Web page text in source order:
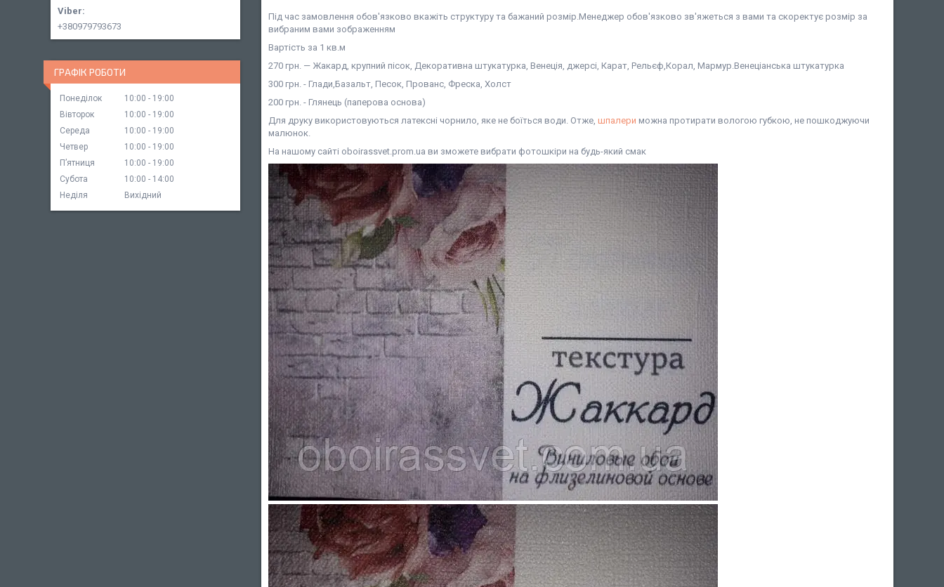
Під час замовлення обов'язково вкажіть структуру та бажаний розмір.Менеджер обов'язково зв'яжеться з вами та скоректує розмір за
вибраним вами зображенням
Вартість за 1 кв.м
270 грн. — Жакард, крупний пісок, Декоративна штукатурка, Венеція, джерсі, Карат, Рельєф,Корал, Мармур.Венеціанська штукатурка
300 грн. - Глади,Базальт, Песок, Прованс, Фреска, Холст
200 грн. - Глянець (паперова основа)
Для друку використовуються латексні чорнило, яке не боїться води. Отже, шпалери можна протирати вологою губкою, не пошкоджуючи
малюнок.
На нашому сайті oboirassvet.prom.ua ви зможете вибрати фотошкіри на будь-який смак
+380979793673
ГРАФІК РОБОТИ
Понеділок 10:00
19:00
Вівторок
10:00
19:00
Середа
10:00
19:00
Четвер
10:00
19:00
Пʼятниця
10:00
19:00
Субота
10:00
14:00
Неділя
Вихідний